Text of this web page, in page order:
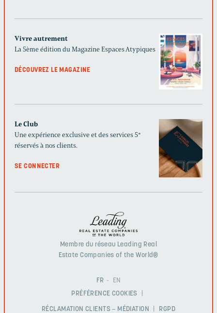
Vivre autrement
La 5ème édition du Magazine Espaces Atypiques
DÉCOUVREZ LE MAGAZINE
Le Club
Une expérience exclusive et des services 5*
réservés à nos clients.
SE CONNECTER
Membre du réseau Leading Real
Estate Companies of the World®
FR
EN
PRÉFÉRENCE COOKIES
RÉCLAMATION CLIENTS – MÉDIATION RGPD